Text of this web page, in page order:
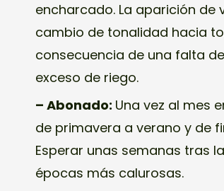
encharcado. La aparición de
cambio de tonalidad hacia
consecuencia de una falta
exceso de riego.
– Abonado: Una vez al mes
de primavera a verano y de
Esperar unas semanas tras
épocas más calurosas.